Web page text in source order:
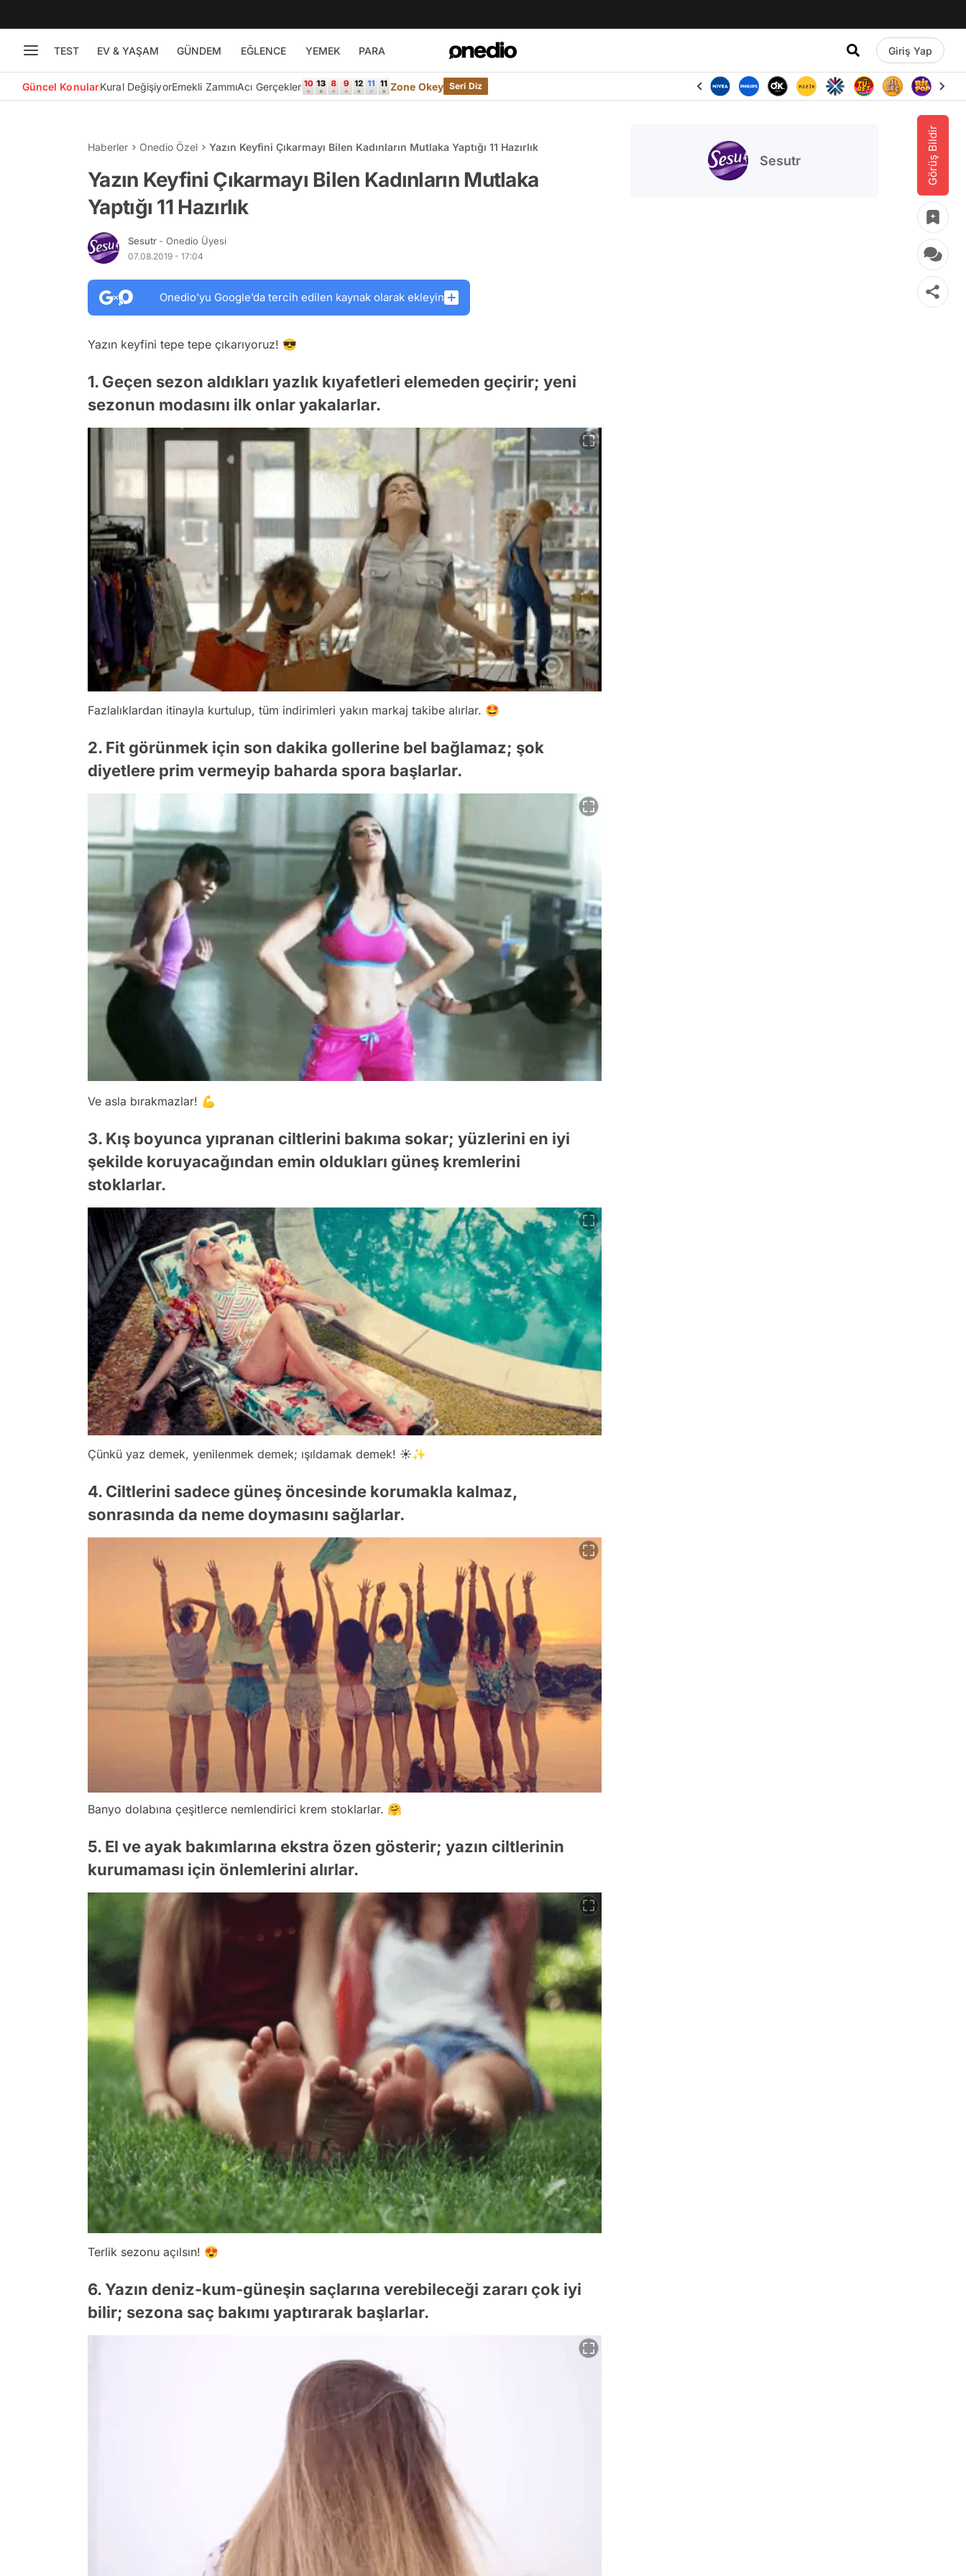
TEST EV & YAŞAM GÜNDEM EĞLENCE YEMEK PARA Giriş Yap
Güncel KonularKural DeğişiyorEmekli ZammıAcı Gerçekler Zone Okey Seri Diz
Görüş Bildir
Haberler Onedio Özel Yazın Keyfini Çıkarmayı Bilen Kadınların Mutlaka Yaptığı 11 Hazırlık
Yazın Keyfini Çıkarmayı Bilen Kadınların Mutlaka
Yaptığı 11 Hazırlık
Sesutr - Onedio Üyesi
07.08.2019 - 17:04
Onedio’yu Google’da tercih edilen kaynak olarak ekleyin
Yazın keyfini tepe tepe çıkarıyoruz! 😎
1. Geçen sezon aldıkları yazlık kıyafetleri elemeden geçirir; yeni
sezonun modasını ilk onlar yakalarlar.
Fazlalıklardan itinayla kurtulup, tüm indirimleri yakın markaj takibe alırlar. 🤩
2. Fit görünmek için son dakika gollerine bel bağlamaz; şok
diyetlere prim vermeyip baharda spora başlarlar.
Ve asla bırakmazlar! 💪
3. Kış boyunca yıpranan ciltlerini bakıma sokar; yüzlerini en iyi
şekilde koruyacağından emin oldukları güneş kremlerini
stoklarlar.
Çünkü yaz demek, yenilenmek demek; ışıldamak demek! ☀️✨
4. Ciltlerini sadece güneş öncesinde korumakla kalmaz,
sonrasında da neme doymasını sağlarlar.
Banyo dolabına çeşitlerce nemlendirici krem stoklarlar. 🤗
5. El ve ayak bakımlarına ekstra özen gösterir; yazın ciltlerinin
kurumaması için önlemlerini alırlar.
Terlik sezonu açılsın! 😍
6. Yazın deniz-kum-güneşin saçlarına verebileceği zararı çok iyi
bilir; sezona saç bakımı yaptırarak başlarlar.
Sesutr